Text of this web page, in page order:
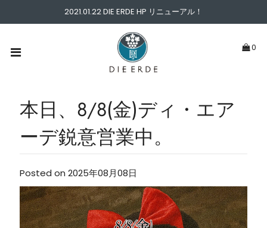
ABOUT
WINE TYPE
NEWS & BLOG
CONTACT
2021.01.22 DIE ERDE HP リニューアル！
0
本日、8/8(金)ディ・エア
ーデ鋭意営業中。
Posted on 2025年08月08日